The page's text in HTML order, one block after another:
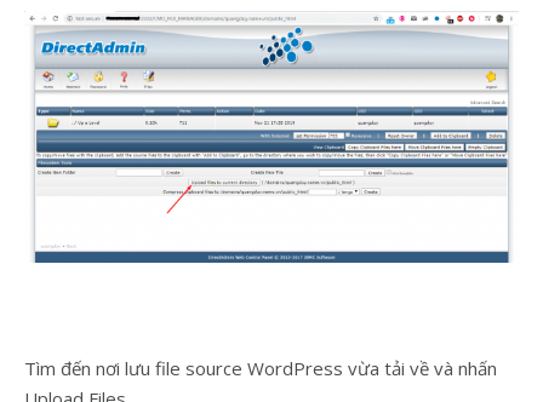
Tìm đến nơi lưu file source WordPress vừa tải về và nhấn